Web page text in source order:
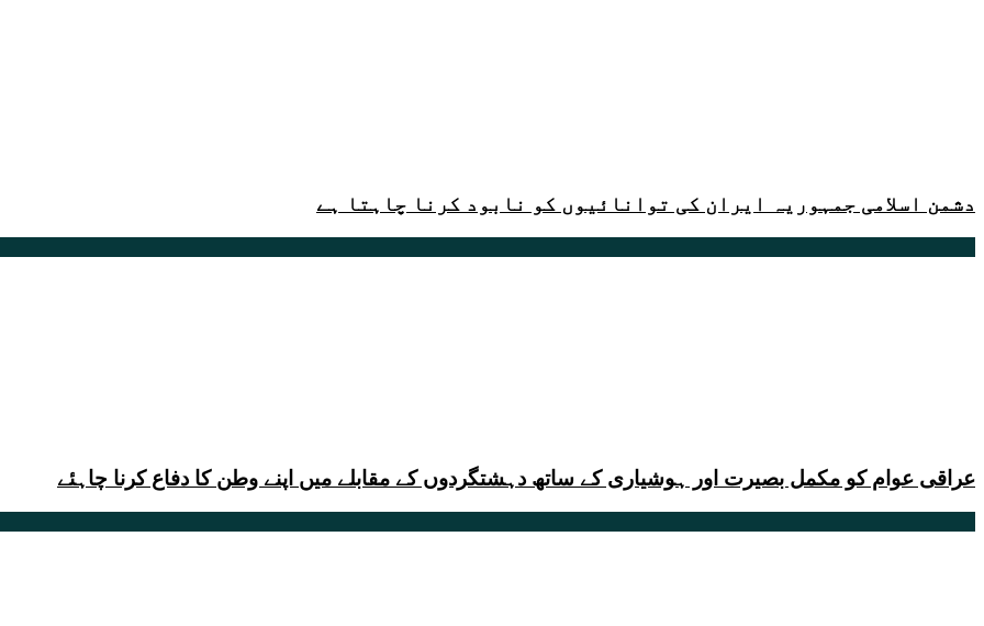
دشمن اسلامی جمہوریہ ایران کی توانائیوں کو نابود کرنا چاہتا ہے
عراقی عوام کو مکمل بصیرت اور ہوشیاری کے ساتھ دہشتگردوں کے مقابلے میں اپنے وطن کا دفاع کرنا چاہئے